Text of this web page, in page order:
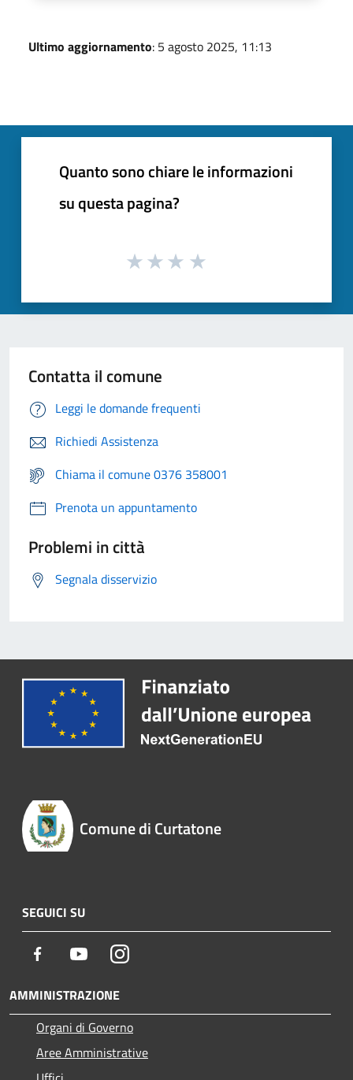
Ultimo aggiornamento: 5 agosto 2025, 11:13
Quanto sono chiare le informazioni
su questa pagina?
Contatta il comune
Leggi le domande frequenti
Richiedi Assistenza
Chiama il comune 0376 358001
Prenota un appuntamento
Problemi in città
Segnala disservizio
Comune di Curtatone
SEGUICI SU
Facebook YoutubeInstagram
AMMINISTRAZIONE
Organi di Governo
Aree Amministrative